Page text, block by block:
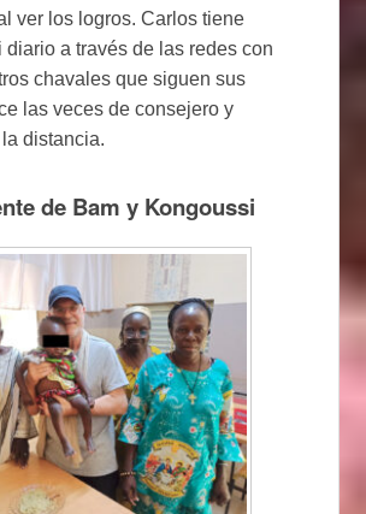
ver los logros. Carlos tiene
diario a través de las redes con
chavales que siguen sus
las veces de consejero y
distancia.
de Bam y Kongoussi